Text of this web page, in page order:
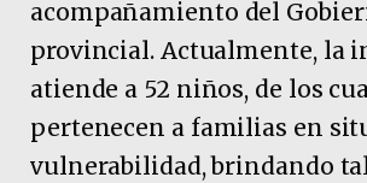
acompañamiento del
provincial. Actualmente, la
atiende a 52 niños, de los
pertenecen a familias en
vulnerabilidad, brindando